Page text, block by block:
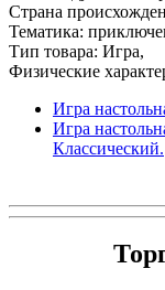
Страна
Тематика:
Тип товара: Игра,
Физические
Игра
Игра
Классический.